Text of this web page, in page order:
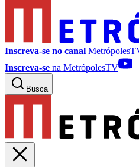
Inscreva-se no canal
Inscreva-se na MetrópolesTV
Busca